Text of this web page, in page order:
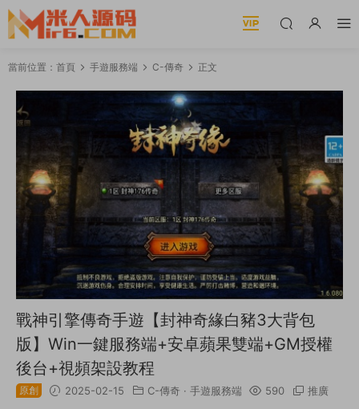
當前位置： 首頁 手遊服務端 C-傳奇 正文
戰神引擎傳奇手遊【封神奇緣白豬3大背包
版】Win一鍵服務端+安卓蘋果雙端+GM授權
後台+視頻架設教程
原創 2025-02-15 C-傳奇 · 手遊服務端 590 推廣